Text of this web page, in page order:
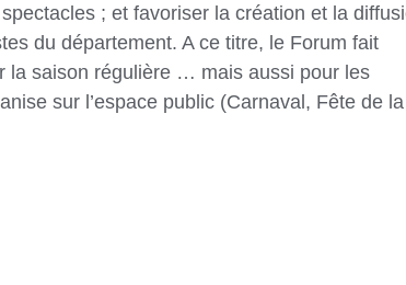
; et favoriser la création et la
du département. A ce titre, le Forum fait
la saison régulière … mais aussi pour les
sur l’espace public (Carnaval, Fête de la